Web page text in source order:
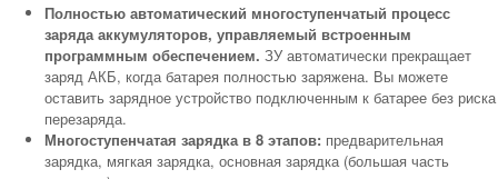
Полностью автоматический многоступенчатый процесс
заряда аккумуляторов, управляемый встроенным
программным обеспечением. ЗУ автоматически прекращает
заряд АКБ, когда батарея полностью заряжена. Вы можете
оставить зарядное устройство подключенным к батарее без риска
перезаряда.
Многоступенчатая зарядка в 8 этапов: предварительная
зарядка, мягкая зарядка, основная зарядка (большая часть